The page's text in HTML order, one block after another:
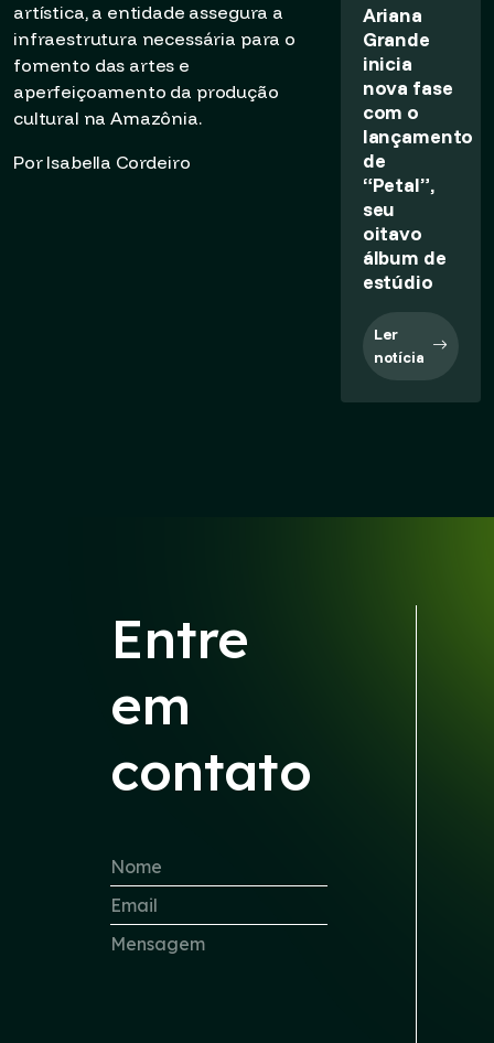
artística, a entidade assegura a
infraestrutura necessária para o
fomento das artes e
aperfeiçoamento da produção
cultural na Amazônia.
Por Isabella Cordeiro
Ariana
Grande
inicia
nova fase
com o
lançamento
de
“Petal”,
seu
oitavo
álbum de
estúdio
Ler
notícia
Entre
em
contato